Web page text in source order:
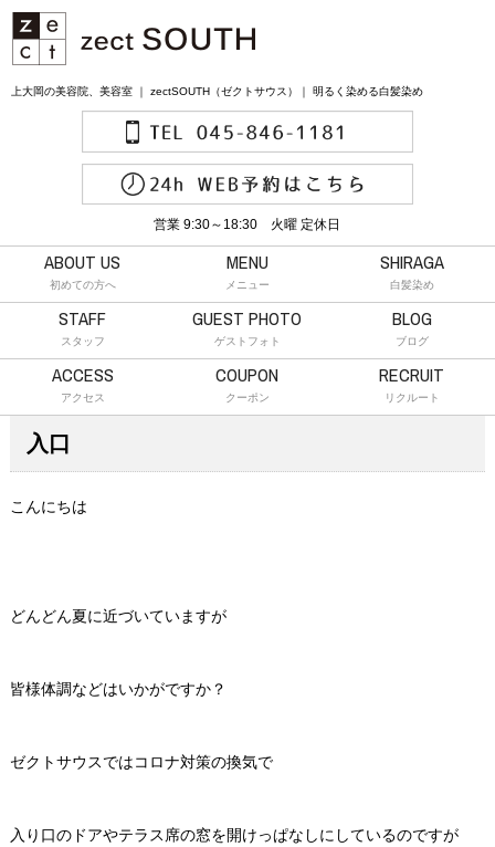
上大岡の美容院、美容室 ｜ zectSOUTH（ゼクトサウス）｜ 明るく染める白髪染め
営業 9:30～18:30 火曜 定休日
ABOUT US
初めての方へ
MENU
メニュー
SHIRAGA
白髪染め
STAFF
スタッフ
GUEST PHOTO
ゲストフォト
BLOG
ブログ
ACCESS
アクセス
COUPON
クーポン
RECRUIT
リクルート
入口
こんにちは
どんどん夏に近づいていますが
皆様体調などはいかがですか？
ゼクトサウスではコロナ対策の換気で
入り口のドアやテラス席の窓を開けっぱなしにしているのですが